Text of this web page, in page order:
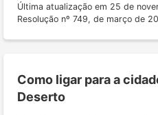
Última atualização em 25 de
Resolução nº 749, de março de
Como ligar para a
Deserto